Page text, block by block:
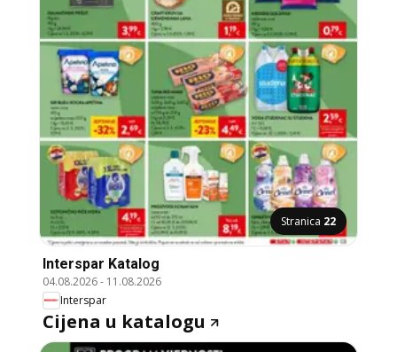
Stranica 22
Interspar Katalog
04.08.2026- 11.08.2026
Interspar
Cijena u katalogu